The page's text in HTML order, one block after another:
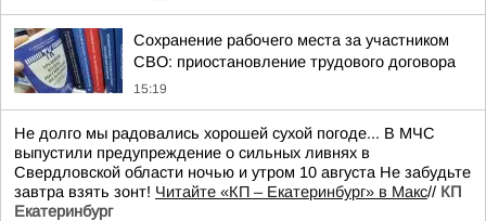
Сохранение рабочего места за участником
СВО: приостановление трудового договора
15:19
Не долго мы радовались хорошей сухой погоде... В МЧС
выпустили предупреждение о сильных ливнях в
Свердловской области ночью и утром 10 августа Не забудьте
завтра взять зонт! Читайте «КП – Екатеринбург» в Макс// КП
Екатеринбург